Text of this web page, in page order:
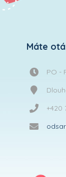
Máte
PO -
+420